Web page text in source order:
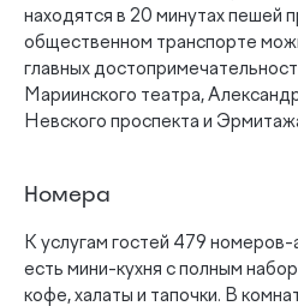
находятся в 20 минутах пешей
общественном транспорте
главных
Мариинского театра,
Невского проспекта и
Номера
К услугам гостей 479
есть мини-кухня с полным
кофе, халаты и тапочки. В